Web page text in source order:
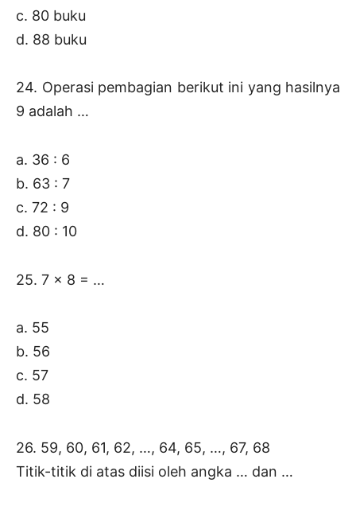
c. 80 buku
d. 88 buku
24. Operasi pembagian berikut ini yang hasilnya
9 adalah …
a. 36 : 6
b. 63 : 7
c. 72 : 9
d. 80 : 10
25. 7 x 8 = …
a. 55
b. 56
c. 57
d. 58
26. 59, 60, 61, 62, …, 64, 65, …, 67, 68
Titik-titik di atas diisi oleh angka … dan …